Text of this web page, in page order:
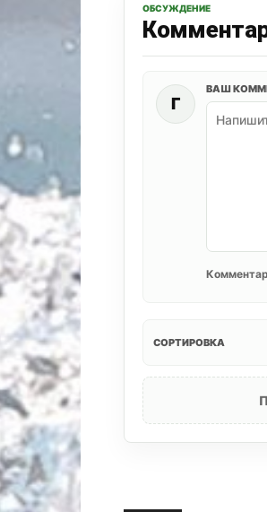
ОБСУЖДЕНИЕ
Г
ВАШ
СОРТИРОВКА